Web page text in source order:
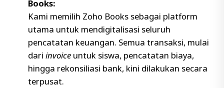
Books:
Kami memilih Zoho Books sebagai platform
utama untuk mendigitalisasi seluruh
pencatatan keuangan. Semua transaksi, mulai
dari invoice untuk siswa, pencatatan biaya,
hingga rekonsiliasi bank, kini dilakukan secara
terpusat.